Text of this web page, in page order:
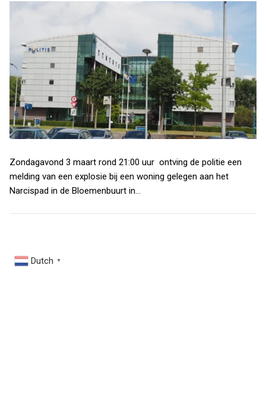
Zondagavond 3 maart rond 21:00 uur ontving de politie een
melding van een explosie bij een woning gelegen aan het
Narcispad in de Bloemenbuurt in…
Dutch ▼